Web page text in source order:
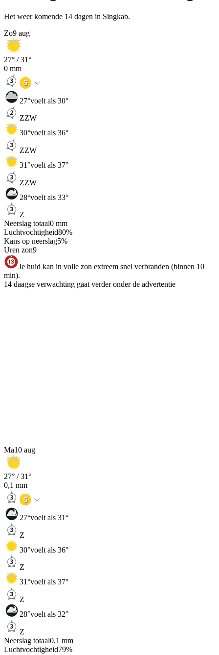
Het weer komende 14 dagen in Singkab.
Zo9 aug
27° /31°
0 mm
27°voelt als 30°
ZZW
30°voelt als 36°
ZZW
31°voelt als 37°
ZZW
28°voelt als 33°
Z
Neerslag totaal0 mm
Luchtvochtigheid80%
Kans op neerslag5%
Uren zon9
Je huid kan in volle zon extreem snel verbranden (binnen 10
min).
14 daagse verwachting gaat verder onder de advertentie
Ma10 aug
27° /31°
0,1 mm
27°voelt als 31°
Z
30°voelt als 36°
Z
31°voelt als 37°
Z
28°voelt als 32°
Z
Neerslag totaal0,1 mm
Luchtvochtigheid79%